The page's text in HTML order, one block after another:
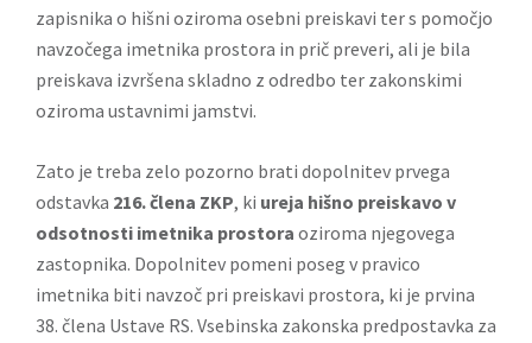
zapisnika o hišni oziroma osebni preiskavi ter s pomočjo
navzočega imetnika prostora in prič preveri, ali je bila
preiskava izvršena skladno z odredbo ter zakonskimi
oziroma ustavnimi jamstvi.
Zato je treba zelo pozorno brati dopolnitev prvega
odstavka 216. člena ZKP, ki ureja hišno preiskavo v
odsotnosti imetnika prostora oziroma njegovega
zastopnika. Dopolnitev pomeni poseg v pravico
imetnika biti navzoč pri preiskavi prostora, ki je prvina
38. člena Ustave RS. Vsebinska zakonska predpostavka za